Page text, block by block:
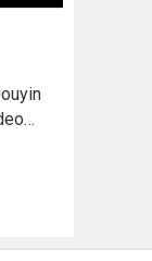
đây